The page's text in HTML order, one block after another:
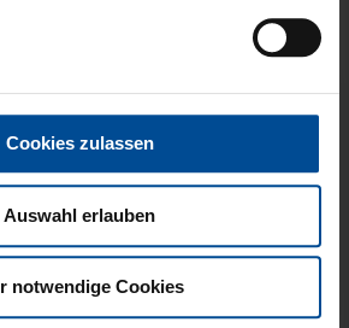
Cookies zulassen
Auswahl erlauben
notwendige Cookies